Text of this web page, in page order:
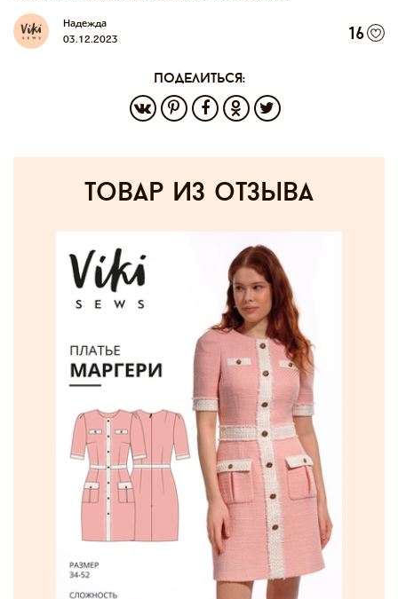
Надежда
03.12.2023
16
поделиться:
товар из отзыва